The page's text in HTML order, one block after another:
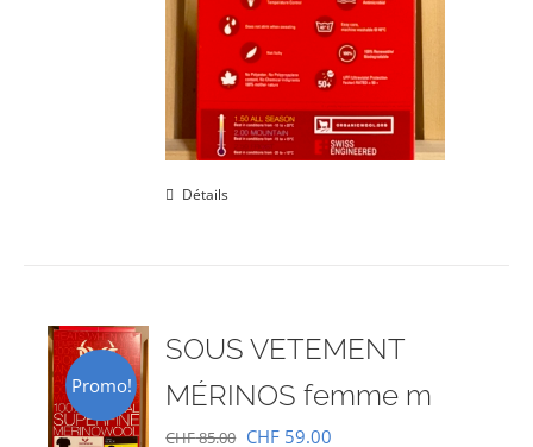
Détails
Promo!
SOUS VETEMENT
MÉRINOS femme m
CHF85.00 Le
CHF 59.00